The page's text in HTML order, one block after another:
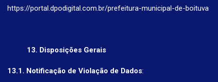
https://portal.dpodigital.com.br/prefeitura-municipal-de-boituva
13. Disposições Gerais
13.1. Notificação de Violação de Dados: